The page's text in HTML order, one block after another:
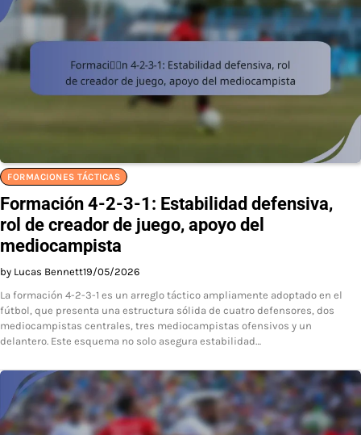
FORMACIONES TÁCTICAS
Formación 4-2-3-1: Estabilidad defensiva,
rol de creador de juego, apoyo del
mediocampista
by Lucas Bennett19/05/2026
La formación 4-2-3-1 es un arreglo táctico ampliamente adoptado en el
fútbol, que presenta una estructura sólida de cuatro defensores, dos
mediocampistas centrales, tres mediocampistas ofensivos y un
delantero. Este esquema no solo asegura estabilidad…